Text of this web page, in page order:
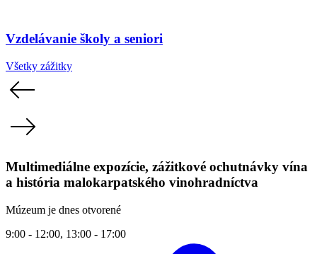
Vzdelávanie školy a seniori
Všetky zážitky
Multimediálne expozície, zážitkové ochutnávky vína
a história malokarpatského vinohradníctva
Múzeum je dnes otvorené
9:00 - 12:00, 13:00 - 17:00